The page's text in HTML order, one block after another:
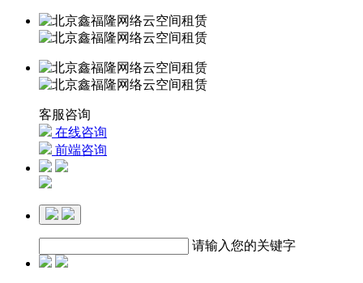
客服咨询
在线咨询
前端咨询
请输入您的关键字